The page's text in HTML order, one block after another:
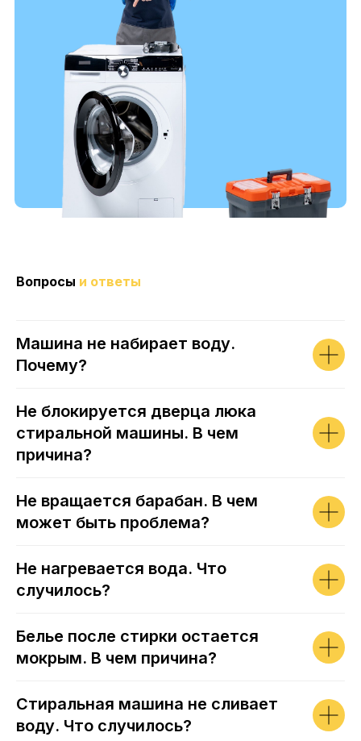
Вопросы и ответы
Машина не набирает воду.
Почему?
Не блокируется дверца люка
стиральной машины. В чем
причина?
Не вращается барабан. В чем
может быть проблема?
Не нагревается вода. Что
случилось?
Белье после стирки остается
мокрым. В чем причина?
Стиральная машина не сливает
воду. Что случилось?